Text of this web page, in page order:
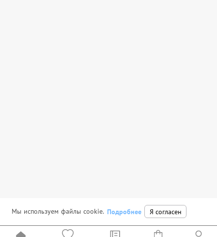
Мы используем файлы cookie. Подробнее Я согласен